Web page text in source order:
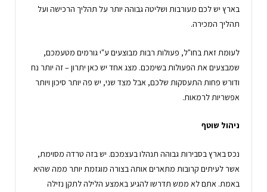
בארץ יש לכם מעורבות ושליטה גבוהה יותר על תהליך הרכישה ועל
תהליך המכירה.
לעומת זאת בחו"ל, פעולות רבות מבוצעים ע"י גורמים מטעמכם,
שמבצעים את הפעולות בשימכם. מצג אחד יש כאן יתרון – זה יותר נח
ודורש פחות התעסקות שלכם, אבל מצד שני, יש פה יותר סיכון ויותר
אפשריות לרמאות.
ניהול שוטף
נכס בארץ בסבירות גבוהה תנהלו בעצמכם. יש בזה טרדה מסוימת,
אשר לעיתים קרובות מתארים אותה בצורה מוגזמת יותר ממה שהיא
באמת. אתם לא ממש תדרשו להגיע באמצע הלילה לתקן נזילה